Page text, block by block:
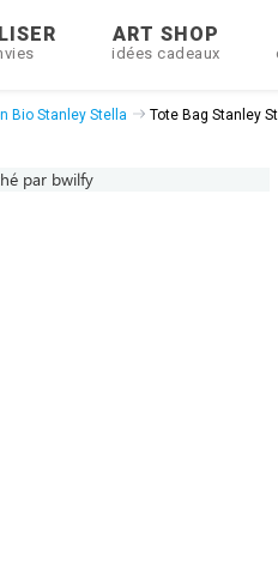
ART SHOP
idées cadeaux
Bio Stanley Stella Tote Bag Stanley